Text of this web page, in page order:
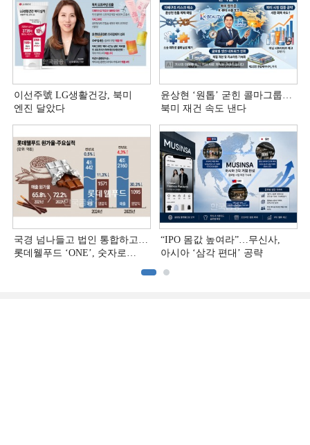
이선주號 LG생활건강, 북미
엔진 달았다
윤상현 ‘원톱ʼ 굳힌 콜마그룹…
북미 재건 속도 낸다
국경 넘나들고 법인 통합하고…
롯데웰푸드 ‘ONE’, 숫자로
“IPO 몸값 높여라”…무신사,
아시아 ‘삼각 편대’ 공략